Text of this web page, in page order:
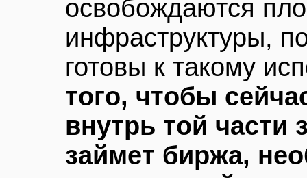
освобождаются
инфраструктуры,
готовы к такому
того, чтобы
внутрь той части
займет биржа,